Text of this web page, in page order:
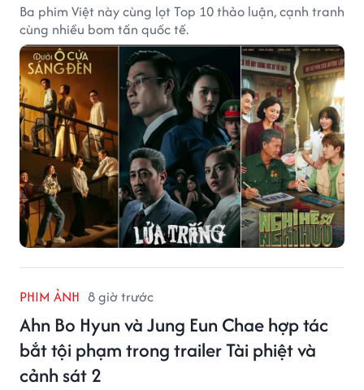
Ba phim Việt này cùng lọt Top 10 thảo luận, cạnh tranh
cùng nhiều bom tấn quốc tế.
PHIM ẢNH 8 giờ trước
Ahn Bo Hyun và Jung Eun Chae hợp tác
bắt tội phạm trong trailer Tài phiệt và
cảnh sát 2